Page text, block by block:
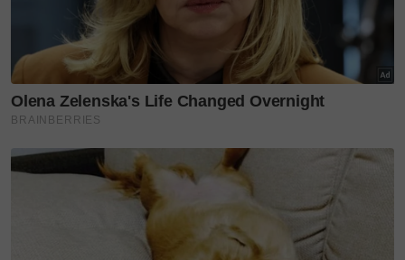
Siti Nurhaliza hibur penumpang pesawat ke
Jogjakarta, raih pujian warganet
Memang legend! Siti Nurhaliza dalam buku teks
sekolah Filipina, ikon Malaysia jadi rujukan
negara jiran
"Mereka ini tidak popular, tetapi merekalah yang
bekerja keras. Pencipta lagu, penggubah muzik,
jururakam, semua yang tidak tidur malam demi
melahirkan karya. Kalau tiada mereka, tiadalah
sesebuah lagu atau album yang lengkap. Jadi,